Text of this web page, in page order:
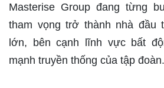
Masterise Group đang từng
tham vọng trở thành nhà đầu
lớn, bên cạnh lĩnh vực bất
mạnh truyền thống của tập đoàn.